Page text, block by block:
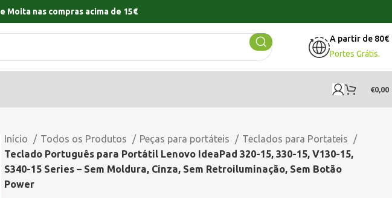
e Moita nas compras acima de 15€
A partir de 80€
Portes Grátis.
€0,00
Início Todos os Produtos Peças para portáteis
Teclados para Portateis
Teclado Português para Portátil Lenovo IdeaPad 320-15, 330-15, V130-15,
S340-15 Series – Sem Moldura, Cinza, Sem Retroiluminação, Sem Botão
Power